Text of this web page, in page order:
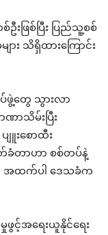
းဖြစ်ပြီး ပြည်သူ့စစ်
း သိရှိထားကြောင်း
ဖွဲ့တွေ သွားလာ
ာသိမ်းပြီး
ျူးစောထီး
ခံတာဟာ စစ်တပ်နဲ့
အထက်ပါ ဒေသခံက
ဖွင့်အရေးယူနိုင်ရေး